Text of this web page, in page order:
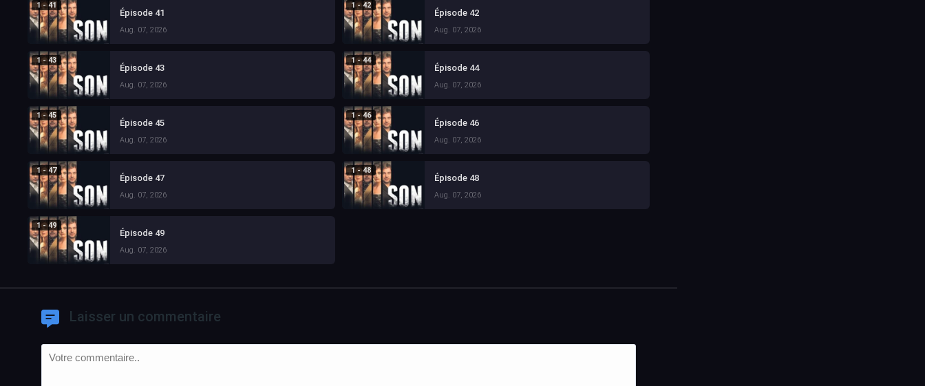
1 - 41
Épisode 41
Aug. 07, 2026
1 - 42
Épisode 42
Aug. 07, 2026
1 - 43
Épisode 43
Aug. 07, 2026
1 - 44
Épisode 44
Aug. 07, 2026
1 - 45
Épisode 45
Aug. 07, 2026
1 - 46
Épisode 46
Aug. 07, 2026
1 - 47
Épisode 47
Aug. 07, 2026
1 - 48
Épisode 48
Aug. 07, 2026
1 - 49
Épisode 49
Aug. 07, 2026
Laisser un commentaire